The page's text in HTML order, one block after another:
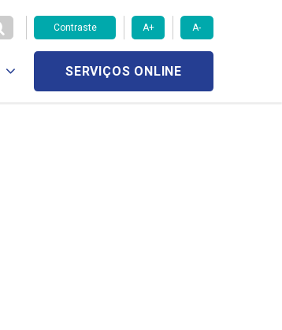
Contraste A+ A-
SERVIÇOS ONLINE